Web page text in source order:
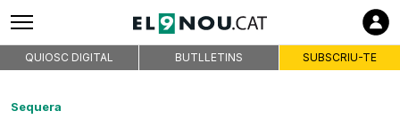
QUIOSC DIGITAL BUTLLETINS SUBSCRIU-TE
Sequera